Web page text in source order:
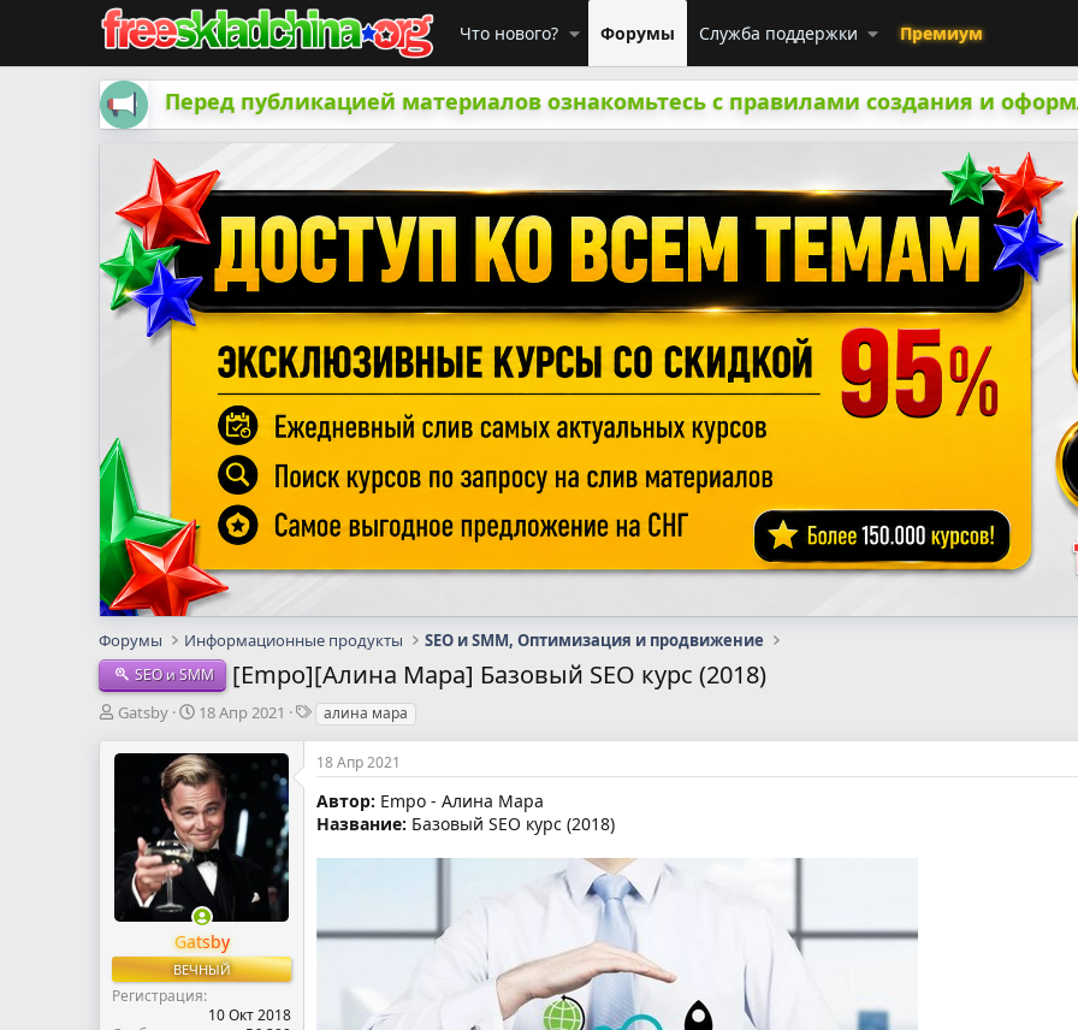
Что нового? Форумы Служба поддержки Премиум
Перед публикацией материалов ознакомьтесь с правилами создания и
Форумы Информационные продукты SEO и SMM, Оптимизация и продвижение
SEO и SMM [Empo][Алина Мара] Базовый SEO курс (2018)
А
т
м
Gatsby
Д
т
а
н
а
ч
а
л
а
18 Апр 2021
Т
г
и
алина мара
Gatsby
ВЕЧНЫЙ
Регистрация
10 Окт 2018
18 Апр 2021
Автор: Empo - Алина Мара
Название: Базовый SEO курс (2018)